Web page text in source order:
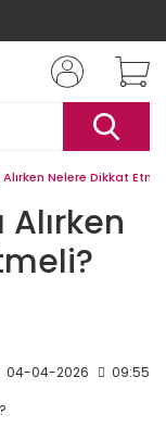
Nelere Dikkat
04-04-2026 09:55